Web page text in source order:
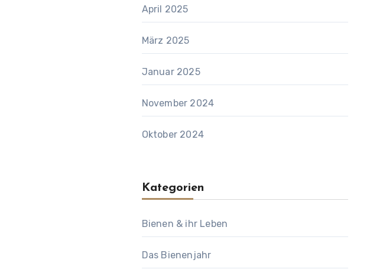
April 2025
März 2025
Januar 2025
November 2024
Oktober 2024
Kategorien
Bienen & ihr Leben
Das Bienenjahr